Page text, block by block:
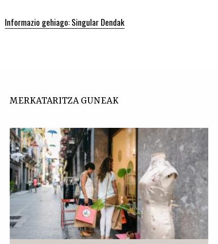
Informazio gehiago: Singular Dendak
MERKATARITZA GUNEAK